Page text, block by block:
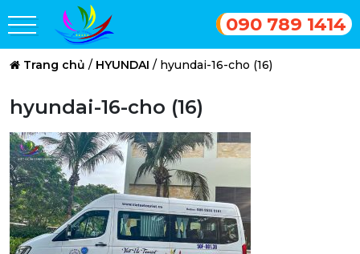
090 789 1414
Trang chủ / HYUNDAI / hyundai-16-cho (16)
hyundai-16-cho (16)